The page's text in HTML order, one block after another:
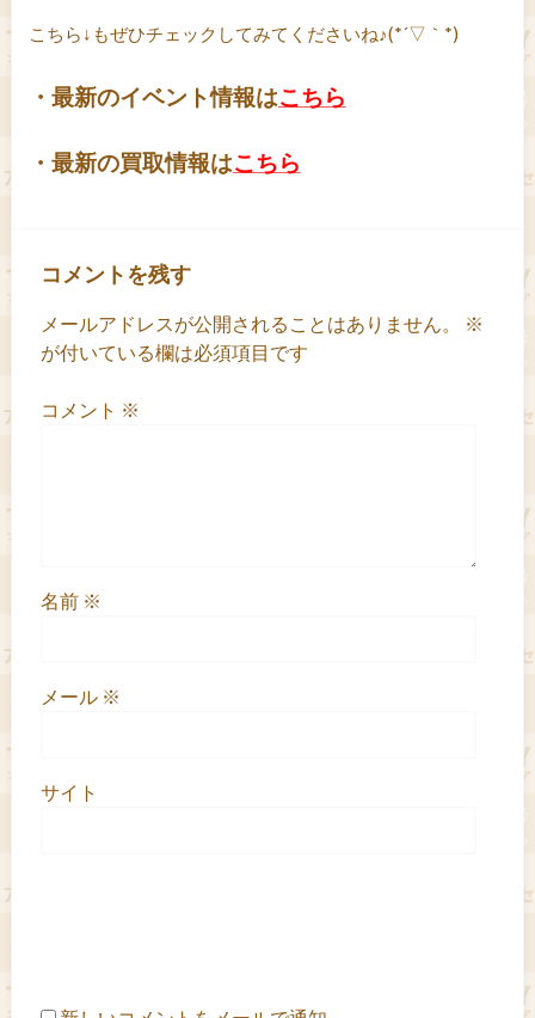
こちら↓もぜひチェックしてみてくださいね♪(*´▽｀*)
・最新のイベント情報はこちら
・最新の買取情報はこちら
コメントを残す
メールアドレスが公開されることはありません。
※
が付いている欄は必須項目です
コメント ※
名前 ※
メール ※
サイト